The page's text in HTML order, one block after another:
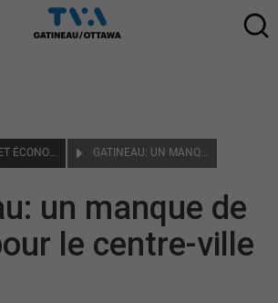
POLITIQUE ET ÉCONOMIE GATINEAU: UN MANQUE DE VISION POUR LE CENTRE-VILLE ?
un manque de
le centre-ville